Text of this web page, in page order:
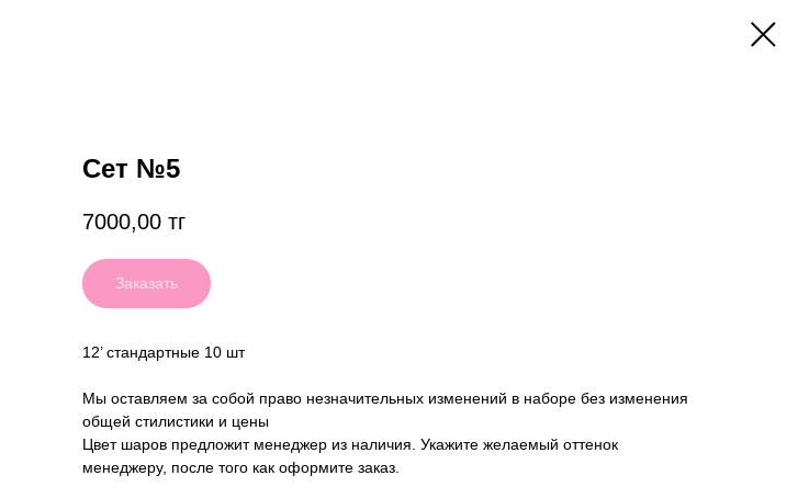
Сет №5
7000,00 тг
Заказать
12’ стандартные 10 шт
Мы оставляем за собой право незначительных изменений в наборе без изменения
общей стилистики и цены
Цвет шаров предложит менеджер из наличия. Укажите желаемый оттенок
менеджеру, после того как оформите заказ.